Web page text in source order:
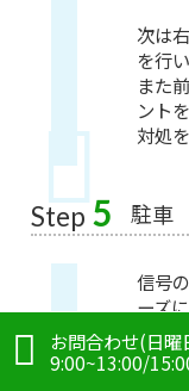
次は
を行
また
ント
対処
Step 5 駐車
信号
ーズ
ると
るこ
ます。

お問合わせ(日曜
9:00~13:00/